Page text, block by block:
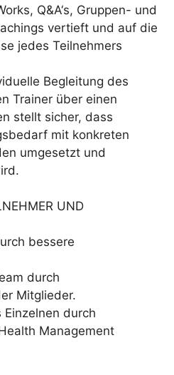
Q&A‘s, Gruppen- und
vertieft und auf die
jedes Teilnehmers
Begleitung des
Trainer über einen
stellt sicher, dass
mit konkreten
umgesetzt und
UND
bessere
durch
Mitglieder.
durch
Management